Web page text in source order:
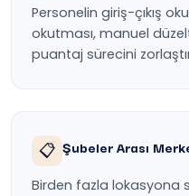
Personelin giriş-çıkış
okutması, manuel
puantaj sürecini
📋 Şubeler Arası
Birden fazla lokasyona